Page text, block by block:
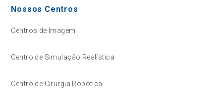
Nossos Centros
Centros de Imagem
Centro de Simulação Realística
Centro de Cirurgia Robótica